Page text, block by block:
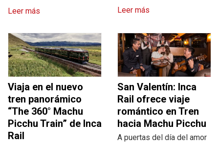
Leer más
Leer más
Viaja en el nuevo
tren panorámico
“The 360° Machu
Picchu Train” de Inca
Rail
San Valentín: Inca
Rail ofrece viaje
romántico en Tren
hacia Machu Picchu
A puertas del día del amor